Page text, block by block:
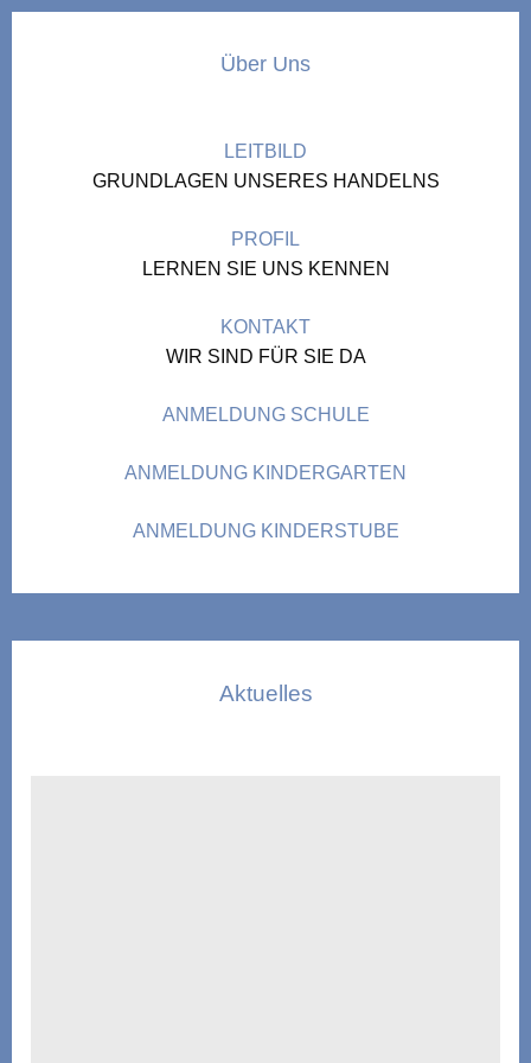
Über Uns
LEITBILD
GRUNDLAGEN UNSERES HANDELNS
PROFIL
LERNEN SIE UNS KENNEN
KONTAKT
WIR SIND FÜR SIE DA
ANMELDUNG SCHULE
ANMELDUNG KINDERGARTEN
ANMELDUNG KINDERSTUBE
Aktuelles